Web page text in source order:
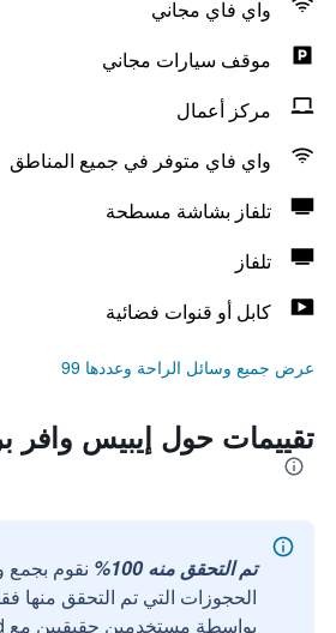
واي فاي مجاني
موقف سيارات مجاني
مركز أعمال
واي فاي متوفر في جميع المناطق
تلفاز بشاشة مسطحة
تلفاز
كابل أو قنوات فضائية
عرض جميع وسائل الراحة وعددها 99
تقييمات حول إيبيس
تم التحقق منه 100%
نقوم
الحجوزات التي تم التحقق منها